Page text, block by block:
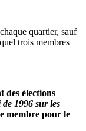
quartier, sauf
trois membres
des élections
de 1996 sur les
membre pour le